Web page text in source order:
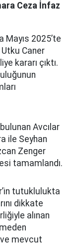
Ceza İnfaz
Mayıs 2025’te
Caner
kararı çıktı.
Avcılar
ile Seyhan
Zenger
tamamlandı.
tutuklulukta
dikkate
alınan
ve mevcut